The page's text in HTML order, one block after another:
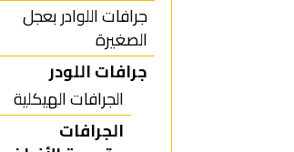
جرافات اللوادر بعجل
الصغيرة
جرافات اللودر
الجرافات الهيكلية
الجرافات